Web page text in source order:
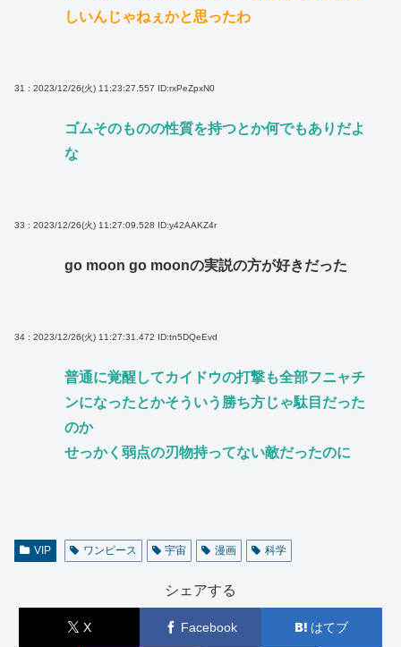
しいんじゃねぇかと思ったわ
31 : 2023/12/26(火) 11:23:27.557 ID:rxPeZpxN0
ゴムそのものの性質を持つとか何でもありだよ
な
33 : 2023/12/26(火) 11:27:09.528 ID:y42AAKZ4r
go moon go moonの実説の方が好きだった
34 : 2023/12/26(火) 11:27:31.472 ID:tn5DQeEvd
普通に覚醒してカイドウの打撃も全部フニャチ
ンになったとかそういう勝ち方じゃ駄目だった
のか
せっかく弱点の刃物持ってない敵だったのに
VIP ワンピース 宇宙 漫画 科学
シェアする
X Facebook はてブ